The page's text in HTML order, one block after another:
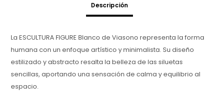
Descripción
La ESCULTURA FIGURE Blanco de Viasono representa la forma
humana con un enfoque artístico y minimalista. Su diseño
estilizado y abstracto resalta la belleza de las siluetas
sencillas, aportando una sensación de calma y equilibrio al
espacio.